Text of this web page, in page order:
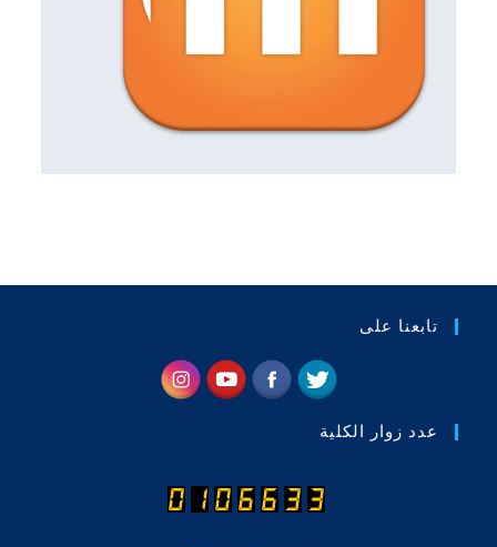
تابعنا على
عدد زوار الكلية